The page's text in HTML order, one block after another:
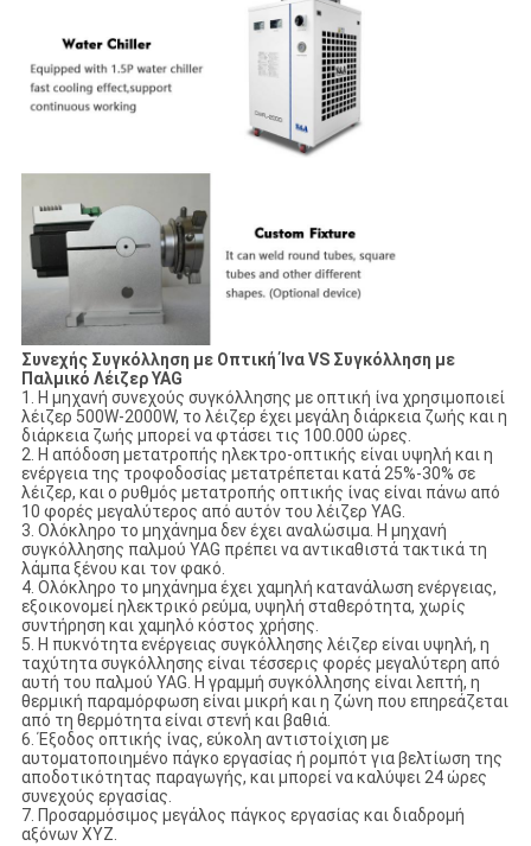
Συνεχής Συγκόλληση με Οπτική Ίνα VS Συγκόλληση με
Παλμικό Λέιζερ YAG
1. Η μηχανή συνεχούς συγκόλλησης με οπτική ίνα χρησιμοποιεί
λέιζερ 500W-2000W, το λέιζερ έχει μεγάλη διάρκεια ζωής και η
διάρκεια ζωής μπορεί να φτάσει τις 100.000 ώρες.
2. Η απόδοση μετατροπής ηλεκτρο-οπτικής είναι υψηλή και η
ενέργεια της τροφοδοσίας μετατρέπεται κατά 25%-30% σε
λέιζερ, και ο ρυθμός μετατροπής οπτικής ίνας είναι πάνω από
10 φορές μεγαλύτερος από αυτόν του λέιζερ YAG.
3. Ολόκληρο το μηχάνημα δεν έχει αναλώσιμα. Η μηχανή
συγκόλλησης παλμού YAG πρέπει να αντικαθιστά τακτικά τη
λάμπα ξένου και τον φακό.
4. Ολόκληρο το μηχάνημα έχει χαμηλή κατανάλωση ενέργειας,
εξοικονομεί ηλεκτρικό ρεύμα, υψηλή σταθερότητα, χωρίς
συντήρηση και χαμηλό κόστος χρήσης.
5. Η πυκνότητα ενέργειας συγκόλλησης λέιζερ είναι υψηλή, η
ταχύτητα συγκόλλησης είναι τέσσερις φορές μεγαλύτερη από
αυτή του παλμού YAG. Η γραμμή συγκόλλησης είναι λεπτή, η
θερμική παραμόρφωση είναι μικρή και η ζώνη που επηρεάζεται
από τη θερμότητα είναι στενή και βαθιά.
6. Έξοδος οπτικής ίνας, εύκολη αντιστοίχιση με
αυτοματοποιημένο πάγκο εργασίας ή ρομπότ για βελτίωση της
αποδοτικότητας παραγωγής, και μπορεί να καλύψει 24 ώρες
συνεχούς εργασίας.
7. Προσαρμόσιμος μεγάλος πάγκος εργασίας και διαδρομή
αξόνων XYZ.